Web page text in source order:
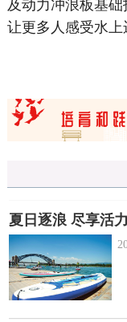
及动力冲浪板基础
让更多人感受水
夏日逐浪 尽享活力